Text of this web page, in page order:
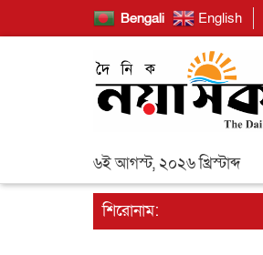
Bengali English
৬ই আগস্ট, ২০২৬ খ্রিস্টাব্দ
শিরোনাম: